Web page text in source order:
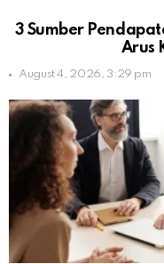
3 Sumber
Arus
August 4, 2026, 3:29 pm